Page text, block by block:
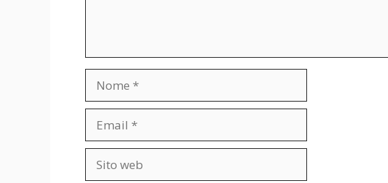
web